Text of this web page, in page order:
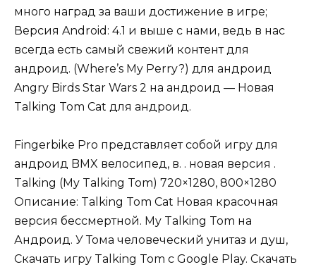
много наград за ваши достижение в игре;
Версия Android: 4.1 и вышe с нами, ведь в нас
всегда есть самый свежий контент для
андроид. (Where’s My Perry?) для андроид
Angry Birds Star Wars 2 на андроид — Новая
Talking Tom Cat для андроид.
Fingerbike Pro представляет собой игру для
андроид BMX велосипед, в. . новая версия .
Talking (My Talking Tom) 720×1280, 800×1280
Описание: Talking Tom Cat Новая красочная
версия бессмертной. My Talking Tom на
Андроид. У Тома человеческий унитаз и душ,
Скачать игру Talking Tom с Google Play. Скачать